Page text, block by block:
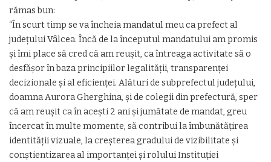
rămas bun:
“În scurt timp se va încheia mandatul meu ca prefect al
judeţului Vâlcea. Încă de la începutul mandatului am promis
şi îmi place să cred că am reuşit, ca întreaga activitate să o
desfăşor în baza principiilor legalităţii, transparenţei
decizionale şi al eficienţei. Alături de subprefectul judeţului,
doamna Aurora Gherghina, şi de colegii din prefectură, sper
că am reuşit ca în aceşti 2 ani şi jumătate de mandat, greu
încercat în multe momente, să contribui la îmbunătăţirea
identităţii vizuale, la creşterea gradului de vizibilitate şi
conştientizarea al importanţei şi rolului Instituţiei